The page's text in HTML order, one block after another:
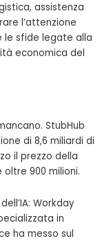
assistenza
l’attenzione
le sfide legate alla
economica del
StubHub
di 8,6 miliardi di
il prezzo della
oltre 900 milioni.
Workday
in
ha messo sul